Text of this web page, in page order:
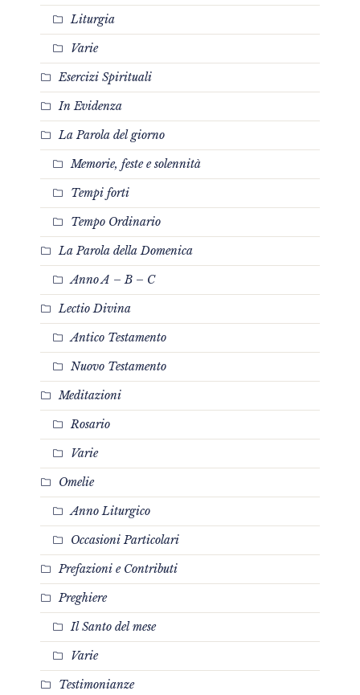
Liturgia
Varie
Esercizi Spirituali
In Evidenza
La Parola del giorno
Memorie, feste e solennità
Tempi forti
Tempo Ordinario
La Parola della Domenica
Anno A – B – C
Lectio Divina
Antico Testamento
Nuovo Testamento
Meditazioni
Rosario
Varie
Omelie
Anno Liturgico
Occasioni Particolari
Prefazioni e Contributi
Preghiere
Il Santo del mese
Varie
Testimonianze